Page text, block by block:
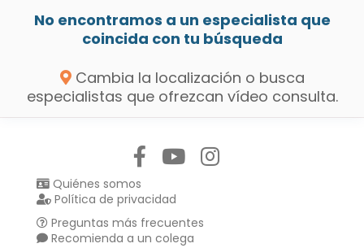
No encontramos a un especialista que
coincida con tu búsqueda
Cambia la localización o busca
especialistas que ofrezcan vídeo consulta.
Quiénes somos
Política de privacidad
Preguntas más frecuentes
Recomienda a un colega